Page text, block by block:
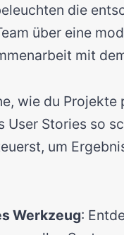
die
über eine
mit
wie du Projekte
User Stories so
um
Werkzeug: